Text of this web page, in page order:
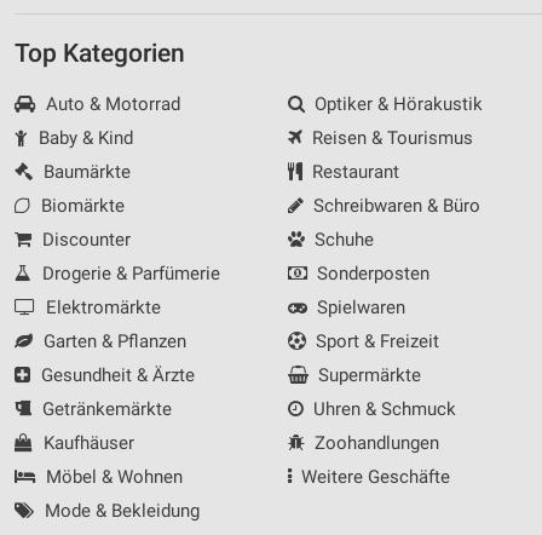
Top Kategorien
Auto & Motorrad
Baby & Kind
Baumärkte
Biomärkte
Discounter
Drogerie & Parfümerie
Elektromärkte
Garten & Pflanzen
Gesundheit & Ärzte
Getränkemärkte
Kaufhäuser
Möbel & Wohnen
Mode & Bekleidung
Optiker & Hörakustik
Reisen & Tourismus
Restaurant
Schreibwaren & Büro
Schuhe
Sonderposten
Spielwaren
Sport & Freizeit
Supermärkte
Uhren & Schmuck
Zoohandlungen
Weitere Geschäfte